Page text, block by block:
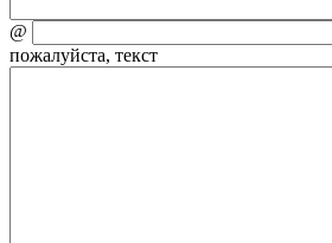
@
пожалуйста, текст